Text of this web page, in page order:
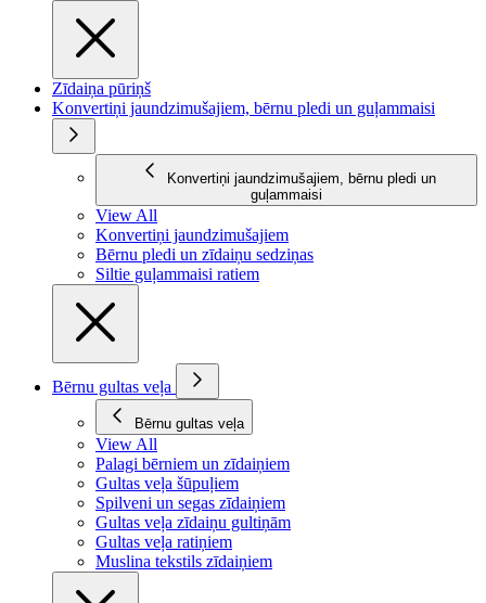
Zīdaiņa pūriņš
Konvertiņi jaundzimušajiem, bērnu pledi un guļammaisi
Konvertiņi jaundzimušajiem, bērnu pledi un
guļammaisi
View All
Konvertiņi jaundzimušajiem
Bērnu pledi un zīdaiņu sedziņas
Siltie guļammaisi ratiem
Bērnu gultas veļa
Bērnu gultas veļa
View All
Palagi bērniem un zīdaiņiem
Gultas veļa šūpuļiem
Spilveni un segas zīdaiņiem
Gultas veļa zīdaiņu gultiņām
Gultas veļa ratiņiem
Muslina tekstils zīdaiņiem